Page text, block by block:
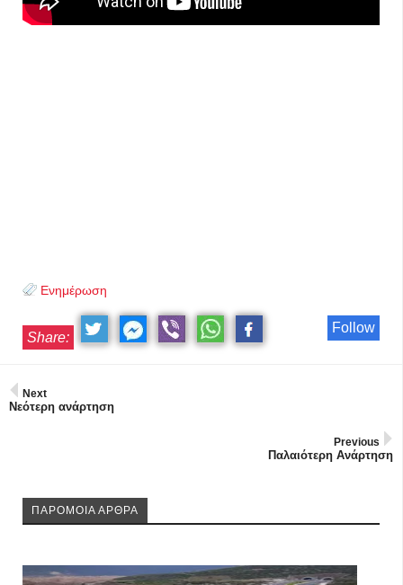
Ενημέρωση
Follow
Share:
Next
Νεότερη ανάρτηση
Previous
Παλαιότερη Ανάρτηση
ΠΑΡΟΜΟΙΑ ΑΡΘΡΑ